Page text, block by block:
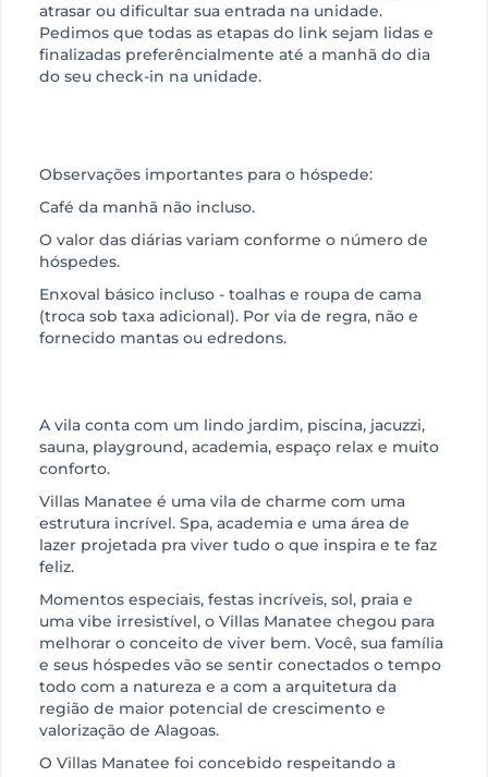
atrasar ou dificultar sua entrada na unidade.
Pedimos que todas as etapas do link sejam lidas e
finalizadas preferêncialmente até a manhã do dia
do seu check-in na unidade.
Observações importantes para o hóspede:
Café da manhã não incluso.
O valor das diárias variam conforme o número de
hóspedes.
Enxoval básico incluso - toalhas e roupa de cama
(troca sob taxa adicional). Por via de regra, não e
fornecido mantas ou edredons.
A vila conta com um lindo jardim, piscina, jacuzzi,
sauna, playground, academia, espaço relax e muito
conforto.
Villas Manatee é uma vila de charme com uma
estrutura incrível. Spa, academia e uma área de
lazer projetada pra viver tudo o que inspira e te faz
feliz.
Momentos especiais, festas incríveis, sol, praia e
uma vibe irresistível, o Villas Manatee chegou para
melhorar o conceito de viver bem. Você, sua família
e seus hóspedes vão se sentir conectados o tempo
todo com a natureza e a com a arquitetura da
região de maior potencial de crescimento e
valorização de Alagoas.
O Villas Manatee foi concebido respeitando a